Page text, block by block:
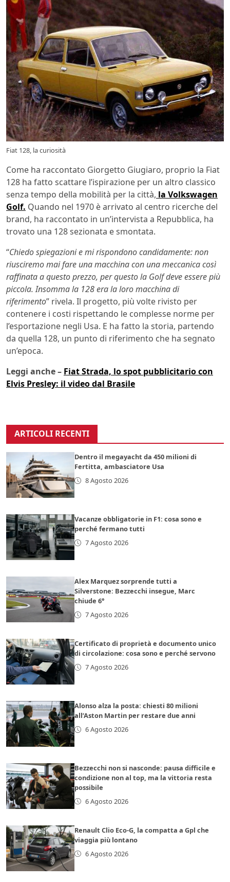
Fiat 128, la curiosità
Come ha raccontato Giorgetto Giugiaro, proprio la Fiat
128 ha fatto scattare l’ispirazione per un altro classico
senza tempo della mobilità per la città, la Volkswagen
Golf. Quando nel 1970 è arrivato al centro ricerche del
brand, ha raccontato in un’intervista a Repubblica, ha
trovato una 128 sezionata e smontata.
“Chiedo spiegazioni e mi rispondono candidamente: non
riusciremo mai fare una macchina con una meccanica così
raffinata a questo prezzo, per questo la Golf deve essere più
piccola. Insomma la 128 era la loro macchina di
riferimento” rivela. Il progetto, più volte rivisto per
contenere i costi rispettando le complesse norme per
l’esportazione negli Usa. E ha fatto la storia, partendo
da quella 128, un punto di riferimento che ha segnato
un’epoca.
Leggi anche – Fiat Strada, lo spot pubblicitario con
Elvis Presley: il video dal Brasile
ARTICOLI RECENTI
Dentro il megayacht da 450 milioni di
Fertitta, ambasciatore Usa
8 Agosto 2026
Vacanze obbligatorie in F1: cosa sono e
perché fermano tutti
7 Agosto 2026
Alex Marquez sorprende tutti a
Silverstone: Bezzecchi insegue, Marc
chiude 6°
7 Agosto 2026
Certificato di proprietà e documento unico
di circolazione: cosa sono e perché servono
7 Agosto 2026
Alonso alza la posta: chiesti 80 milioni
all’Aston Martin per restare due anni
6 Agosto 2026
Bezzecchi non si nasconde: pausa difficile e
condizione non al top, ma la vittoria resta
possibile
6 Agosto 2026
Renault Clio Eco-G, la compatta a Gpl che
viaggia più lontano
6 Agosto 2026